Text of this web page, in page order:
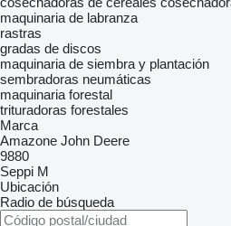
maquinaria de labranza
rastras
gradas de discos
maquinaria de siembra y plantación
sembradoras neumáticas
maquinaria forestal
trituradoras forestales
Marca
Amazone John Deere
9880
Seppi M
Ubicación
Radio de búsqueda